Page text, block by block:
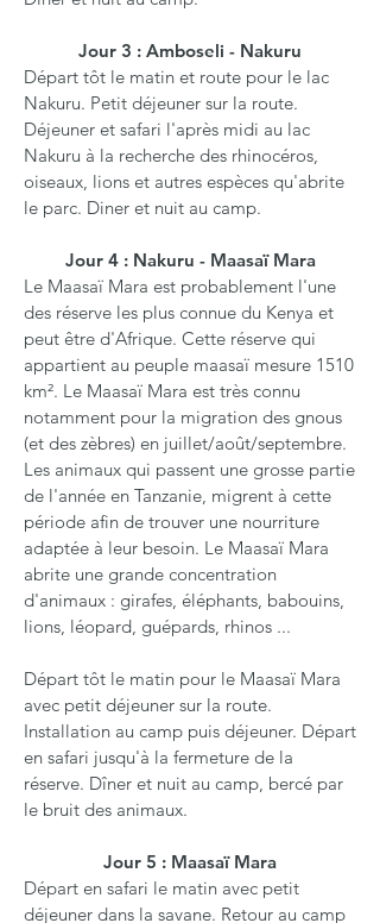
Jour 3 : Amboseli - Nakuru
Départ tôt le matin et route pour le lac
Nakuru. Petit déjeuner sur la route.
Déjeuner et safari l'après midi au lac
Nakuru à la recherche des rhinocéros,
oiseaux, lions et autres espèces qu'abrite
le parc. Diner et nuit au camp.
Jour 4 : Nakuru - Maasaï Mara
Le Maasaï Mara est probablement l'une
des réserve les plus connue du Kenya et
peut être d'Afrique. Cette réserve qui
appartient au peuple maasaï mesure 1510
km². Le Maasaï Mara est très connu
notamment pour la migration des gnous
(et des zèbres) en juillet/août/septembre.
Les animaux qui passent une grosse partie
de l'année en Tanzanie, migrent à cette
période afin de trouver une nourriture
adaptée à leur besoin. Le Maasaï Mara
abrite une grande concentration
d'animaux : girafes, éléphants, babouins,
lions, léopard, guépards, rhinos ...
Départ tôt le matin pour le Maasaï Mara
avec petit déjeuner sur la route.
Installation au camp puis déjeuner. Départ
en safari jusqu'à la fermeture de la
réserve. Dîner et nuit au camp, bercé par
le bruit des animaux.
Jour 5 : Maasaï Mara
Départ en safari le matin avec petit
déjeuner dans la savane. Retour au camp